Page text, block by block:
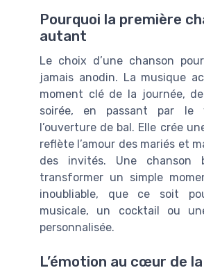
Pourquoi la première
autant
Le choix d’une chanson
jamais anodin. La musique
moment clé de la journée,
soirée, en passant par le
l’ouverture de bal. Elle crée
reflète l’amour des mariés et
des invités. Une chanson
transformer un simple
inoubliable, que ce soit
musicale, un cocktail ou
personnalisée.
L’émotion au cœur de